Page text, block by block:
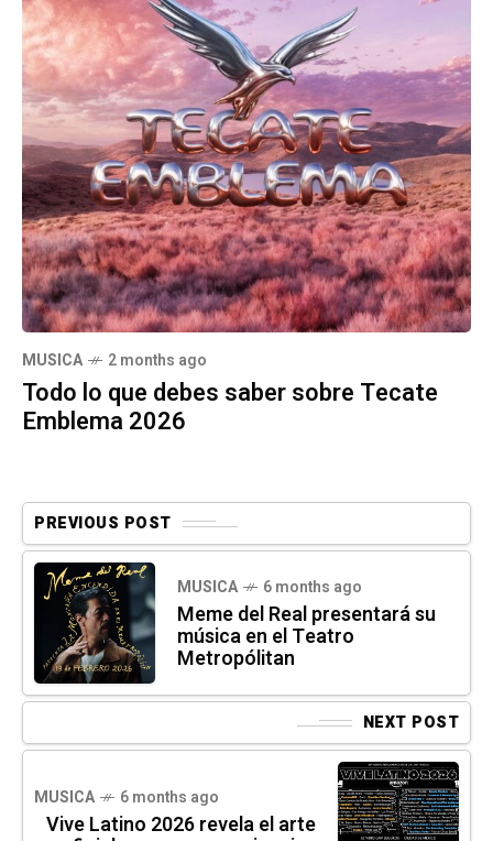
MUSICA 2 months ago
Todo lo que debes saber sobre Tecate
Emblema 2026
PREVIOUS POST
MUSICA 6 months ago
Meme del Real presentará su
música en el Teatro
Metropólitan
NEXT POST
MUSICA 6 months ago
Vive Latino 2026 revela el arte